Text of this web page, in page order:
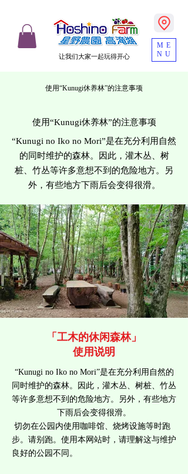
让我们大家一起玩得开心
ME
NU
使用“Kunugi休养林”的注意事项
使用“Kunugi休养林”的注意事项
“Kunugi no Iko no Mori”是在充分利用自然
的同时维护的森林。因此，灌木丛、树
桩、竹丛等许多意想不到的危险地方。另
外，有些地方下雨后会变得很滑。
「工木的休闲森林」
使用说明
“Kunugi no Iko no Mori”是在充分利用自然的
同时维护的森林。因此，灌木丛、树桩、竹丛
等许多意想不到的危险地方。另外，有些地方
下雨后会变得很滑。
切勿在公园内使用咖啡馆、烧烤设施等时跑
步。请别跑。使用本网站时，请理解这与维护
良好的公园不同。